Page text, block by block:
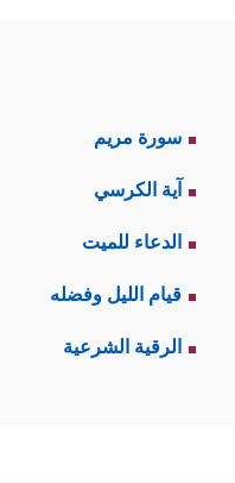
سورة مريم
آية الكرسي
الدعاء للميت
قيام الليل وفضله
الرقية الشرعية